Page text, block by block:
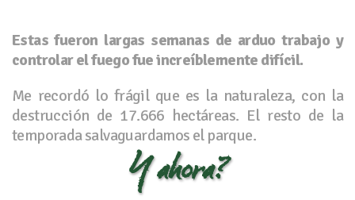
Estas fueron largas semanas de arduo trabajo y
controlar el fuego fue increíblemente difícil.
Me recordó lo frágil que es la naturaleza, con la
destrucción de 17.666 hectáreas. El resto de la
temporada salvaguardamos el parque.
Y ahora?